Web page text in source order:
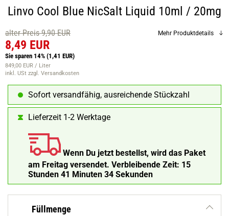
Linvo Cool Blue NicSalt Liquid 10ml / 20mg
alter Preis 9,90 EUR
8,49 EUR
Sie sparen 14% (1,41 EUR)
849,00 EUR / Liter
inkl. USt zzgl. Versandkosten
Mehr Produktdetails
Sofort versandfähig, ausreichende Stückzahl
Lieferzeit 1-2 Werktage
Wenn Du jetzt bestellst, wird das Paket
am Freitag versendet. Verbleibende Zeit: 15
Stunden 41 Minuten 32 Sekunden
Füllmenge